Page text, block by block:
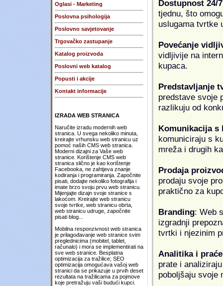
Oglasi - Marketing
Poslovna psihologija
Poslovno savjetovanje
Trgovačko zastupanje
Katalog proizvoda
Poslovni web katalog
Popusti i akcije
Kontakt informacije
IZRADA WEB STRANICA
Naručite izradu modernih web
stranica. U svega nekoliko minuta,
kreirajte vrhunsku web stranicu uz
pomoć naših CMS web stranica.
Moderni dizajni za Vaše web
stranice. Korištenje CMS web
stranica slično je kao korištenje
Facebooka, ne zahtjeva znanje
kodiranja i programiranja. Započnite
pisati, dodajte nekoliko fotografija i
imate brzo svoju prvu web stranicu.
Mijenjajte dizajn svoje stranice s
lakoćom. Kreirajte web stranicu
svoje tvrtke, web stranicu obrta,
web stranicu udruge, započnite
pisati blog...
Mobilna responzivnost web stranica
je prilagođavanje web stranice svim
preglednicima (mobitel, tablet,
računalo) i mora se implementirati na
sve web stranice. Besplatna
optimizacija za tražilice; SEO
optimizacija omogućava vašoj web
stranici da se prikazuje u prvih deset
rezultata na tražilicama za pojmove
koje pretražuju vaši budući kupci.
Dostupnost 24/7
tjednu, što
uslugama tvrtke
Povećanje
vidljivije na
kupaca.
Predstavljanje
predstave svoje
razlikuju od
Komunikacija s
komuniciraju s
mreža i drugih
Prodaja
prodaju svoje
praktično za
Branding: Web
izgradnji
tvrtki i njezinim
Analitika i
prate i
poboljšaju svoje